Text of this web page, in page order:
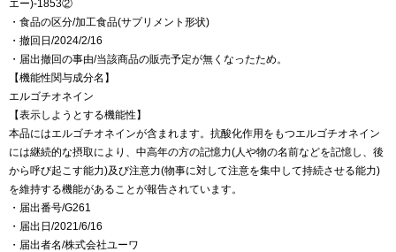
エー)-1853②
・食品の区分/加工食品(サプリメント形状)
・撤回日/2024/2/16
・届出撤回の事由/当該商品の販売予定が無くなったため。
【機能性関与成分名】
エルゴチオネイン
【表示しようとする機能性】
本品にはエルゴチオネインが含まれます。抗酸化作用をもつエルゴチオネイン
には継続的な摂取により、中高年の方の記憶力(人や物の名前などを記憶し、後
から呼び起こす能力)及び注意力(物事に対して注意を集中して持続させる能力)
を維持する機能があることが報告されています。
・届出番号/G261
・届出日/2021/6/16
・届出者名/株式会社ユーワ